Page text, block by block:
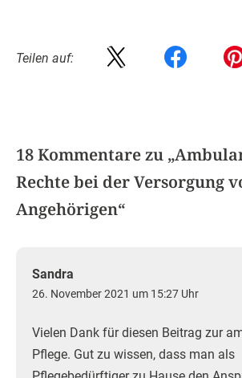
Teilen auf:
18 Kommentare zu „
Rechte bei der Versorgung
Angehörigen“
Sandra
26. November 2021 um 15:27 Uhr
Vielen Dank für diesen Beitrag zur
Pflege. Gut zu wissen, dass man als